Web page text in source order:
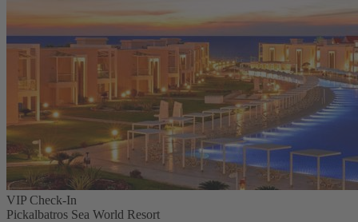
VIP Check-In
Pickalbatros Sea World Resort